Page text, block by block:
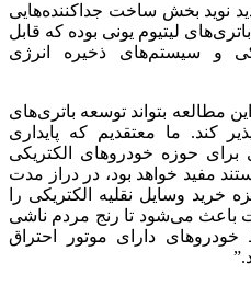
نوید بخش ساخت جداکننده‌هایی
لیتیوم یونی بوده که قابل
و سیستم‌های ذخیره انرژی
مطالعه بتواند توسعه باتری‌های
کند. ما معتقدیم که پایداری
برای حوزه خودروهای الکتریکی
مفید خواهد بود، در دراز مدت
خرید وسایل نقلیه الکتریکی را
باعث می‌شود تا رنج مردم ناشی
دارای موتور احتراق